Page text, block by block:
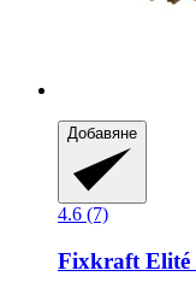
Добавяне
4.6 (7)
Fixkraft Elité